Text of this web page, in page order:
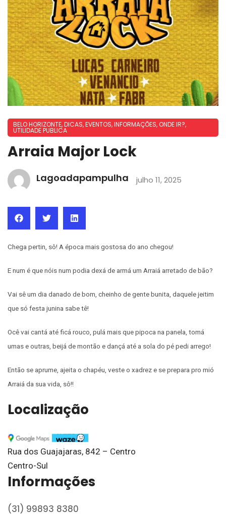
BELO HORIZONTE,DICAS,EVENTOS,INFORMAÇÕES, ONDE IR?,
UTILIDADE PUBLICA
Arraia Major Lock
Lagoadapampulha julho 11, 2025
Chega pertin, sô! A época mais gostosa do ano chegou!
E num é que nóis num podia dexá de armá um Arraiá arretado de bão?
Vai sê um dia danado de bom, cheinho de gente bunita, daquele jeitim
que só festa junina sabe tê!
Ocê vai cantá até ficá rouco, pulá mais que pipoca na panela, tomá
umas e outras, beijá de montão e dançá até a sola do pé pedi arrego!
Então se aprume, ajeita o chapéu, veste o xadrez e se prepara pro mió
Arraiá da sua vida, sô!!
Localização
Rua dos Guajajaras, 842 – Centro
Centro-Sul
Informações
(31) 99893 8380